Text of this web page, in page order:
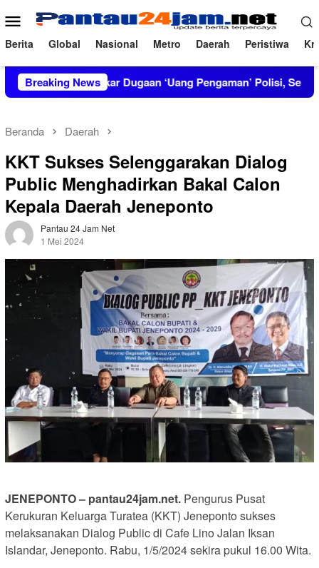
ke
konten
Menu
Mobile
Berita Global Nasional Metro Daerah Peristiwa
Breaking News
IRT Bongkar Dugaan ‘Uang Pengaman’ Polisi, Setor Rp2,5
Beranda Daerah
KKT Sukses Selenggarakan Dialog
Public Menghadirkan Bakal Calon
Kepala Daerah Jeneponto
Pantau 24 Jam Net
1 Mei 2024
JENEPONTO – pantau24jam.net. Pengurus Pusat
Kerukuran Keluarga Turatea (KKT) Jeneponto sukses
melaksanakan Dialog Public di Cafe Lino Jalan Iksan
Islandar, Jeneponto. Rabu, 1/5/2024 sekira pukul 16.00 Wita.